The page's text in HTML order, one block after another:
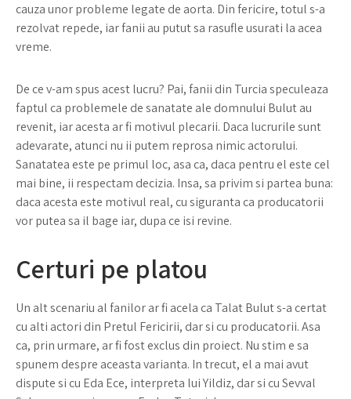
cauza unor probleme legate de aorta. Din fericire, totul s-a
rezolvat repede, iar fanii au putut sa rasufle usurati la acea
vreme.
De ce v-am spus acest lucru? Pai, fanii din Turcia speculeaza
faptul ca problemele de sanatate ale domnului Bulut au
revenit, iar acesta ar fi motivul plecarii. Daca lucrurile sunt
adevarate, atunci nu ii putem reprosa nimic actorului.
Sanatatea este pe primul loc, asa ca, daca pentru el este cel
mai bine, ii respectam decizia. Insa, sa privim si partea buna:
daca acesta este motivul real, cu siguranta ca producatorii
vor putea sa il bage iar, dupa ce isi revine.
Certuri pe platou
Un alt scenariu al fanilor ar fi acela ca Talat Bulut s-a certat
cu alti actori din Pretul Fericirii, dar si cu producatorii. Asa
ca, prin urmare, ar fi fost exclus din proiect. Nu stim e sa
spunem despre aceasta varianta. In trecut, el a mai avut
dispute si cu Eda Ece, interpreta lui Yildiz, dar si cu Sevval